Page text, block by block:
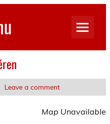
Leave a comment
Map Unavailable